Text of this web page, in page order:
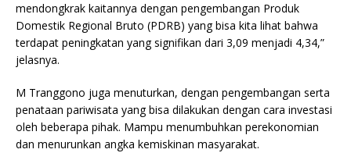
mendongkrak kaitannya dengan pengembangan Produk
Domestik Regional Bruto (PDRB) yang bisa kita lihat bahwa
terdapat peningkatan yang signifikan dari 3,09 menjadi 4,34,”
jelasnya.
M Tranggono juga menuturkan, dengan pengembangan serta
penataan pariwisata yang bisa dilakukan dengan cara investasi
oleh beberapa pihak. Mampu menumbuhkan perekonomian
dan menurunkan angka kemiskinan masyarakat.